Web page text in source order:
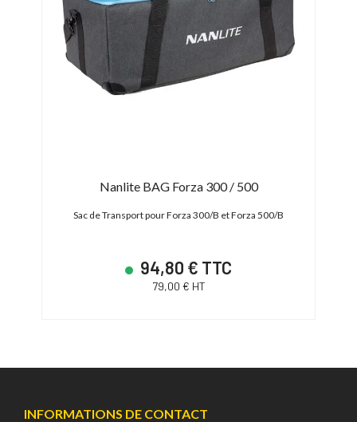
Nanlite BAG Forza 300 / 500
Sac de Transport pour Forza 300/B et Forza 500/B
94,80 € TTC
79,00 € HT
INFORMATIONS DE CONTACT